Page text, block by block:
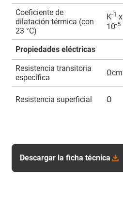
Coeficiente de
dilatación térmica (con
23 °C)
K-1 x
10-5
Propiedades eléctricas
Resistencia transitoria
específica
Ωcm
Resistencia superficial Ω
Descargar la ficha técnica